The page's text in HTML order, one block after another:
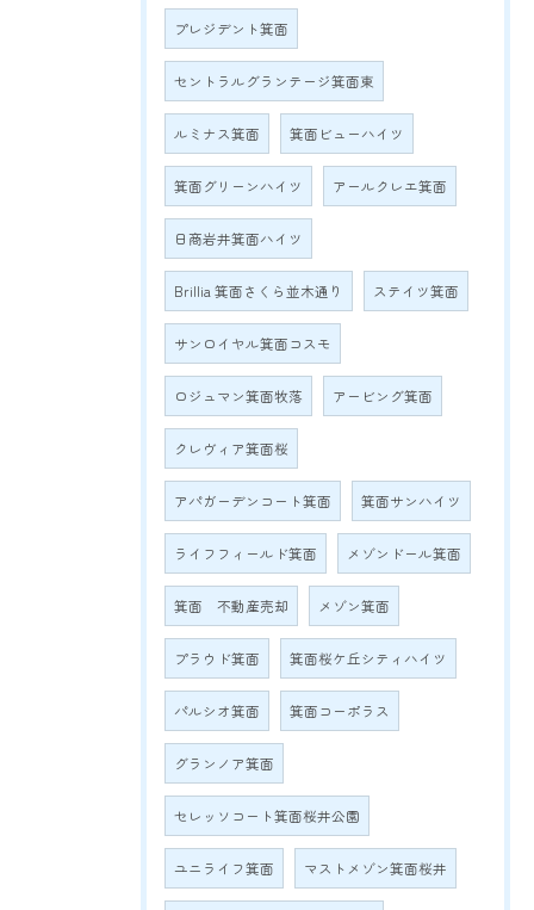
プレジデント箕面
セントラルグランテージ箕面東
ルミナス箕面 箕面ビューハイツ
箕面グリーンハイツ アールクレエ箕面
日商岩井箕面ハイツ
Brillia 箕面さくら並木通り ステイツ箕面
サンロイヤル箕面コスモ
ロジュマン箕面牧落 アービング箕面
クレヴィア箕面桜
アパガーデンコート箕面 箕面サンハイツ
ライフフィールド箕面 メゾンドール箕面
箕面 不動産売却 メゾン箕面
プラウド箕面 箕面桜ケ丘シティハイツ
パルシオ箕面 箕面コーポラス
グランノア箕面
セレッソコート箕面桜井公園
ユニライフ箕面 マストメゾン箕面桜井